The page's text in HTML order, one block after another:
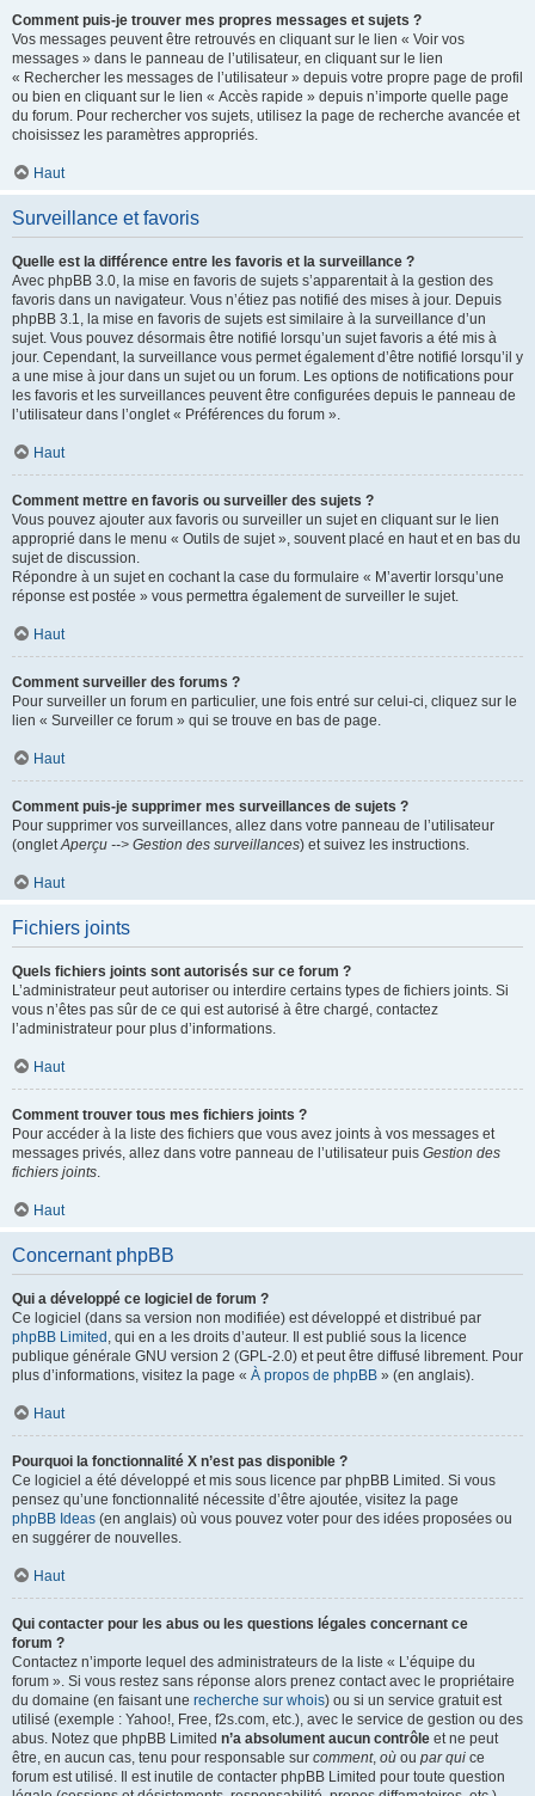
Comment puis-je trouver mes propres messages et sujets ?
Vos messages peuvent être retrouvés en cliquant sur le lien « Voir vos
messages » dans le panneau de l’utilisateur, en cliquant sur le lien
« Rechercher les messages de l’utilisateur » depuis votre propre page de profil
ou bien en cliquant sur le lien « Accès rapide » depuis n’importe quelle page
du forum. Pour rechercher vos sujets, utilisez la page de recherche avancée et
choisissez les paramètres appropriés.
Haut
Surveillance et favoris
Quelle est la différence entre les favoris et la surveillance ?
Avec phpBB 3.0, la mise en favoris de sujets s’apparentait à la gestion des
favoris dans un navigateur. Vous n’étiez pas notifié des mises à jour. Depuis
phpBB 3.1, la mise en favoris de sujets est similaire à la surveillance d’un
sujet. Vous pouvez désormais être notifié lorsqu’un sujet favoris a été mis à
jour. Cependant, la surveillance vous permet également d’être notifié lorsqu’il y
a une mise à jour dans un sujet ou un forum. Les options de notifications pour
les favoris et les surveillances peuvent être configurées depuis le panneau de
l’utilisateur dans l’onglet « Préférences du forum ».
Haut
Comment mettre en favoris ou surveiller des sujets ?
Vous pouvez ajouter aux favoris ou surveiller un sujet en cliquant sur le lien
approprié dans le menu « Outils de sujet », souvent placé en haut et en bas du
sujet de discussion.
Répondre à un sujet en cochant la case du formulaire « M’avertir lorsqu’une
réponse est postée » vous permettra également de surveiller le sujet.
Haut
Comment surveiller des forums ?
Pour surveiller un forum en particulier, une fois entré sur celui-ci, cliquez sur le
lien « Surveiller ce forum » qui se trouve en bas de page.
Haut
Comment puis-je supprimer mes surveillances de sujets ?
Pour supprimer vos surveillances, allez dans votre panneau de l’utilisateur
(ongletAperçu --> Gestion des surveillances) et suivez les instructions.
Haut
Fichiers joints
Quels fichiers joints sont autorisés sur ce forum ?
L’administrateur peut autoriser ou interdire certains types de fichiers joints. Si
vous n’êtes pas sûr de ce qui est autorisé à être chargé, contactez
l’administrateur pour plus d’informations.
Haut
Comment trouver tous mes fichiers joints ?
Pour accéder à la liste des fichiers que vous avez joints à vos messages et
messages privés, allez dans votre panneau de l’utilisateur puis Gestion des
fichiers joints.
Haut
Concernant phpBB
Qui a développé ce logiciel de forum ?
Ce logiciel (dans sa version non modifiée) est développé et distribué par
phpBB Limited , qui en a les droits d’auteur. Il est publié sous la licence
publique générale GNU version 2 (GPL-2.0) et peut être diffusé librement. Pour
plus d’informations, visitez la page « À propos de phpBB » (en anglais).
Haut
Pourquoi la fonctionnalité X n’est pas disponible ?
Ce logiciel a été développé et mis sous licence par phpBB Limited. Si vous
pensez qu’une fonctionnalité nécessite d’être ajoutée, visitez la page
phpBB Ideas (en anglais) où vous pouvez voter pour des idées proposées ou
en suggérer de nouvelles.
Haut
Qui contacter pour les abus ou les questions légales concernant ce
forum ?
Contactez n’importe lequel des administrateurs de la liste « L’équipe du
forum ». Si vous restez sans réponse alors prenez contact avec le propriétaire
du domaine (en faisant une recherche sur whois) ou si un service gratuit est
utilisé (exemple : Yahoo!, Free, f2s.com, etc.), avec le service de gestion ou des
abus. Notez que phpBB Limited n’a absolument aucun contrôle et ne peut
être, en aucun cas, tenu pour responsable sur comment, où ou par qui ce
forum est utilisé. Il est inutile de contacter phpBB Limited pour toute question